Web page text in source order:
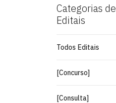
Categorias de
Editais
Todos Editais
[Concurso]
[Consulta]